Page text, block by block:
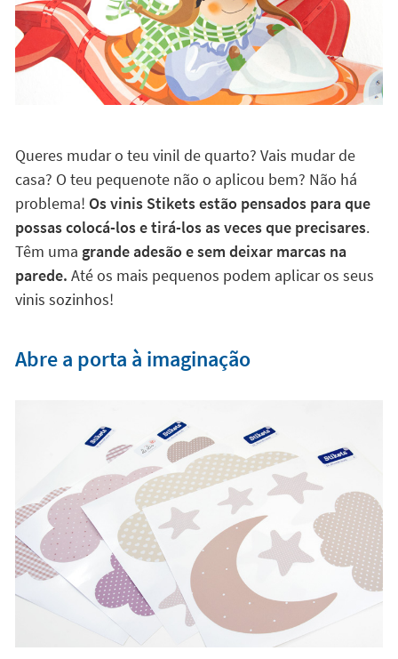
Queres mudar o teu vinil de quarto? Vais mudar de
casa? O teu pequenote não o aplicou bem? Não há
problema! Os vinis Stikets estão pensados para que
possas colocá-los e tirá-los as veces que precisares.
Têm uma grande adesão e sem deixar marcas na
parede. Até os mais pequenos podem aplicar os seus
vinis sozinhos!
Abre a porta à imaginação